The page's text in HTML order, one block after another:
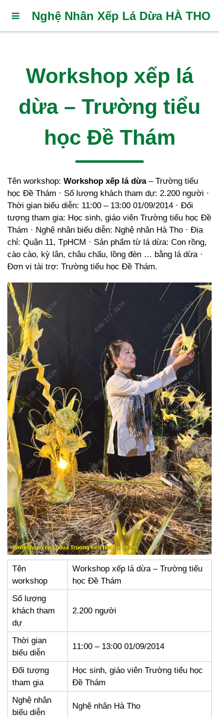
Nghệ Nhân Xếp Lá Dừa HÀ THO
Workshop xếp lá
dừa – Trường tiểu
học Đề Thám
Tên workshop: Workshop xếp lá dừa– Trường tiểu
học Đề Thám · Số lượng khách tham dự: 2.200 người ·
Thời gian biểu diễn: 11:00 – 13:00 01/09/2014 · Đối
tượng tham gia: Học sinh, giáo viên Trường tiểu học Đề
Thám · Nghệ nhân biểu diễn: Nghệ nhân Hà Tho · Địa
chỉ: Quận 11, TpHCM · Sản phẩm từ lá dừa: Con rồng,
cào cào, kỳ lân, châu chấu, lồng đèn … bằng lá dừa ·
Đơn vị tài trợ: Trường tiểu học Đề Thám.
Tên
workshop
Workshop xếp lá dừa – Trường tiểu
học Đề Thám
Số lượng
khách tham
dự
2.200 người
Thời gian
biểu diễn
11:00 – 13:00 01/09/2014
Đối tượng
tham gia
Học sinh, giáo viên Trường tiểu học
Đề Thám
Nghệ nhân
biểu diễn
Nghệ nhân Hà Tho